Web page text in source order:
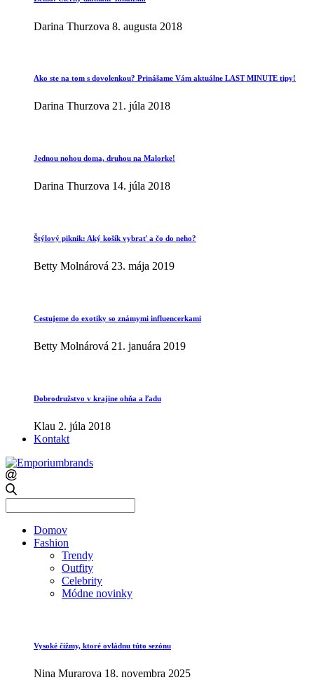
Darina Thurzova 8. augusta 2018
Ako ste na tom s dovolenkou? Prinášame Vám aktuálne LAST MINUTE tipy!
Darina Thurzova 21. júla 2018
Jednou nohou doma, druhou na Malorke!
Darina Thurzova 14. júla 2018
Štýlový piknik: Aký košík vybrať a čo do neho?
Betty Molnárová 23. mája 2019
Cestujeme do exotiky so známymi influencerkami
Betty Molnárová 21. januára 2019
Dobrodružstvo v krajine ohňa a ľadu
Klau 2. júla 2018
Kontakt
for:
Domov
Fashion
Trendy
Outfity
Celebrity
Módne novinky
Vysoké čižmy, ktoré ovládnu túto sezónu
Nina Murarova 18. novembra 2025